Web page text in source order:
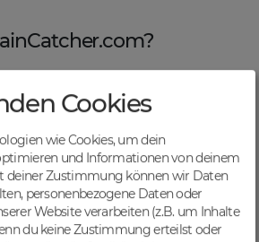
Domainer entwickelt, mit
für effizientes Management
Cookies
wie Cookies, um dein
und Informationen von deinem
deiner Zustimmung können wir Daten
personenbezogene Daten oder
Website verarbeiten (z.B. um Inhalte
du keine Zustimmung erteilst oder